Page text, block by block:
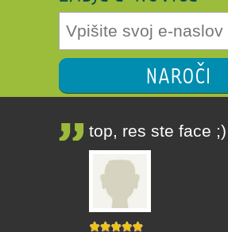
NAROČI
top, res ste face ;)